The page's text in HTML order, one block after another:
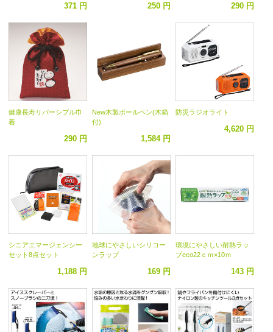
371 円 250 円 290 円
健康長寿リバーシブル巾
着
290 円
New木製ボールペン(木箱
付)
1,584 円
防災ラジオライト
4,620 円
シニアエマージェンシー
セット8点セット
1,188 円
地球にやさしいシリコー
ンラップ
169 円
環境にやさしい耐熱ラッ
プeco22ｃｍ×10ｍ
143 円